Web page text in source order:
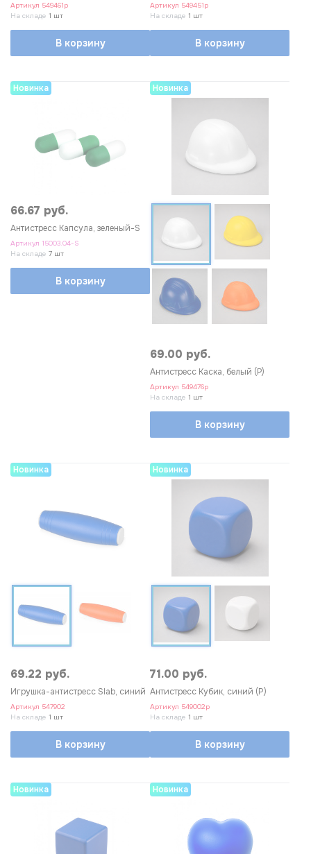
Артикул 549461p
На складе 1 шт
В корзину
Артикул 549451p
На складе 1 шт
В корзину
Новинка
66.67 руб.
Антистресс Капсула, зеленый-S
Артикул 15003.04-S
На складе 7 шт
В корзину
Новинка
69.00 руб.
Антистресс Каска, белый (Р)
Артикул 549476p
На складе 1 шт
В корзину
Новинка
69.22 руб.
Игрушка-антистресс Slab, синий
Артикул 547902
На складе 1 шт
В корзину
Новинка
71.00 руб.
Антистресс Кубик, синий (P)
Артикул 549002p
На складе 1 шт
В корзину
Новинка Новинка